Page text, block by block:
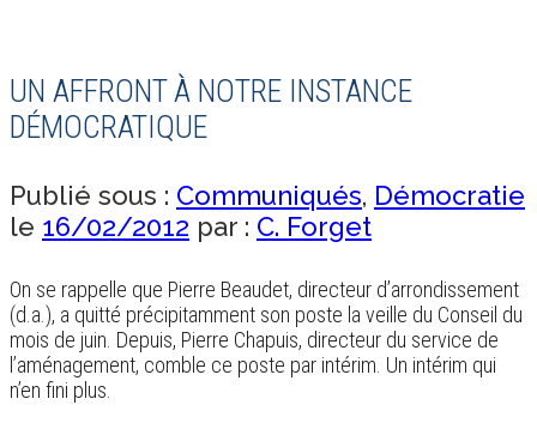
UN AFFRONT À NOTRE INSTANCE
DÉMOCRATIQUE
Publié sous : Communiqués, Démocratie
le 16/02/2012 par : C. Forget
On se rappelle que Pierre Beaudet, directeur d’arrondissement
(d.a.), a quitté précipitamment son poste la veille du Conseil du
mois de juin. Depuis, Pierre Chapuis, directeur du service de
l’aménagement, comble ce poste par intérim. Un intérim qui
n’en fini plus.